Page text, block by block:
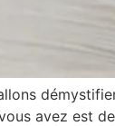
avez est